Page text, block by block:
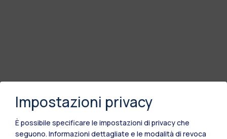
Impostazioni privacy
È possibile specificare le impostazioni di privacy che
seguono. Informazioni dettagliate e le modalità di revoca